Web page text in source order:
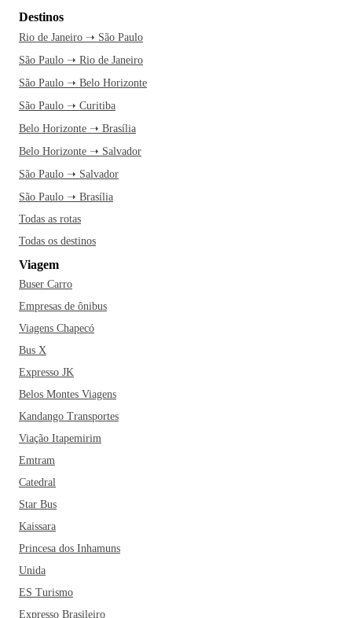
Destinos
Rio de Janeiro ➝ São Paulo
São Paulo ➝ Rio de Janeiro
São Paulo ➝ Belo Horizonte
São Paulo ➝ Curitiba
Belo Horizonte ➝ Brasília
Belo Horizonte ➝ Salvador
São Paulo ➝ Salvador
São Paulo ➝ Brasília
Todas as rotas
Todas os destinos
Viagem
Buser Carro
Empresas de ônibus
Viagens Chapecó
Bus X
Expresso JK
Belos Montes Viagens
Kandango Transportes
Viação Itapemirim
Emtram
Catedral
Star Bus
Kaissara
Princesa dos Inhamuns
Unida
ES Turismo
Expresso Brasileiro